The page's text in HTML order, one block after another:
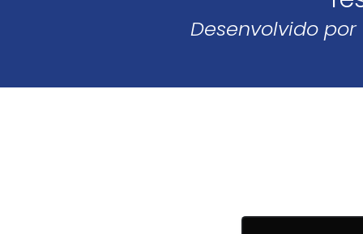
Desenvolvido por